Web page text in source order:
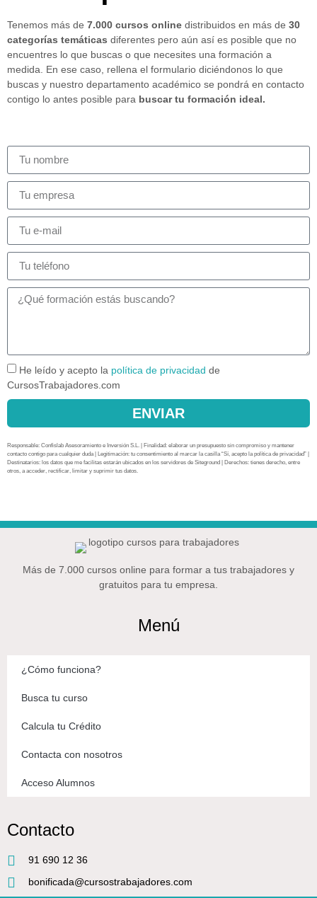
Tenemos más de 7.000 cursos online distribuidos en más de 30
categorías temáticas diferentes pero aún así es posible que no
encuentres lo que buscas o que necesites una formación a
medida. En ese caso, rellena el formulario diciéndonos lo que
buscas y nuestro departamento académico se pondrá en contacto
contigo lo antes posible para buscar tu formación ideal.
He leído y acepto la política de privacidad de
CursosTrabajadores.com
ENVIAR
Responsable: Confislab Asesoramiento e Inversión S.L. | Finalidad: elaborar un presupuesto sin compromiso y mantener
contacto contigo para cualquier duda | Legitimación: tu consentimiento al marcar la casilla “Sí, acepto la política de privacidad” |
Destinatarios: los datos que me facilitas estarán ubicados en los servidores de Siteground | Derechos: tienes derecho, entre
otros, a acceder, rectificar, limitar y suprimir tus datos.
Más de 7.000 cursos online para formar a tus trabajadores y
gratuitos para tu empresa.
Menú
¿Cómo funciona?
Busca tu curso
Calcula tu Crédito
Contacta con nosotros
Acceso Alumnos
Contacto
91 690 12 36
bonificada@cursostrabajadores.com